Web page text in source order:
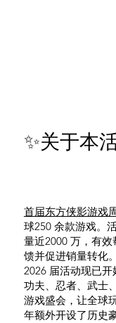
✨关于本
首届东方侠影游戏
球250 余款游戏。
量近2000 万，有
馈并促进销量转化。
2026 届活动现已开
功夫、忍者、武士
游戏盛会，让全球
年额外开设了历史